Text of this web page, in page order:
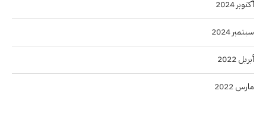
أكتوبر 2024
سبتمبر 2024
أبريل 2022
مارس 2022